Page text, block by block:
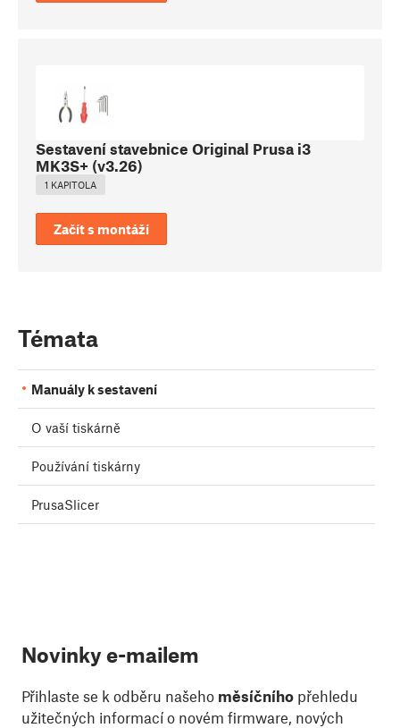
Sestavení stavebnice Original Prusa i3
MK3S+ (v3.26)
1 KAPITOLA
Začít s montáží
Témata
Manuály k sestavení
O vaší tiskárně
Používání tiskárny
PrusaSlicer
Novinky e-mailem
Přihlaste se k odběru našeho měsíčního přehledu
užitečných informací o novém firmware, nových